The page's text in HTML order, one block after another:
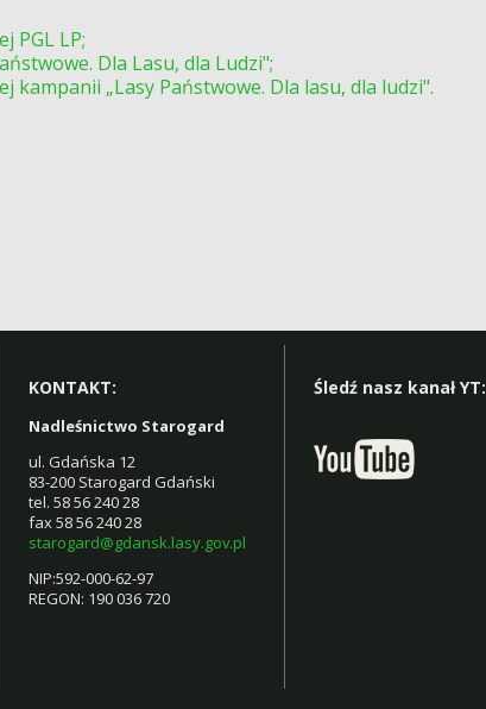
PGL LP;
Dla Lasu, dla Ludzi";
kampanii „Lasy Państwowe. Dla lasu, dla ludzi".
KONTAKT:
Nadleśnictwo Starogard
ul. Gdańska 12
83-200 Starogard Gdański
tel. 58 56 240 28
fax 58 56 240 28
starogard@gdansk.lasy.gov.pl
NIP:592-000-62-97
REGON: 190 036 720
Śledź nasz kanał YT: